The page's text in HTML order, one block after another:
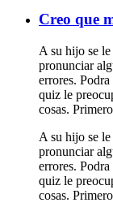
Creo que
A su hijo se
pronunciar
errores.
quiz le
cosas.
A su hijo se
pronunciar
errores.
quiz le
cosas.